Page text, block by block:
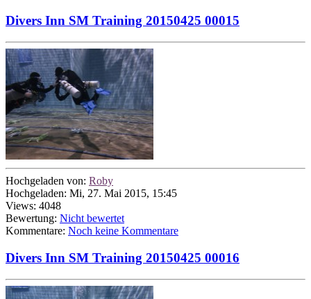
Divers Inn SM Training 20150425 00015
Hochgeladen von: Roby
Hochgeladen: Mi, 27. Mai 2015, 15:45
Views: 4048
Bewertung: Nicht bewertet
Kommentare: Noch keine Kommentare
Divers Inn SM Training 20150425 00016